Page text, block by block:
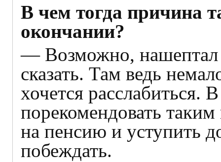
В чем тогда причина
окончании?
— Возможно, нашептал
сказать. Там ведь
хочется расслабиться.
порекомендовать
на пенсию и уступить
побеждать.